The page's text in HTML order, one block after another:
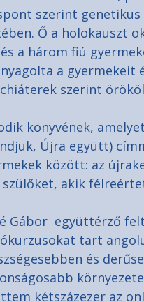
szerint
Ő a holokauszt
a három fiú
a gyermekeit
szerint
könyvének,
Újra együtt)
között: az
szülőket, akik
Gábor  együttérző
tart
és
kétszázezer az